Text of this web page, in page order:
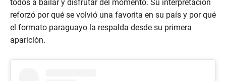
todos a bailar y disfrutar del momento. Su interpretación
reforzó por qué se volvió una favorita en su país y por qué
el formato paraguayo la respalda desde su primera
aparición.